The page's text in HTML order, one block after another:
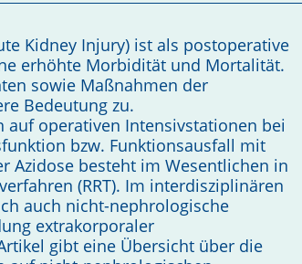
Kidney Injury) ist als postoperative
erhöhte Morbidität und Mortalität.
sowie Maßnahmen der
Bedeutung zu.
auf operativen Intensivstationen bei
bzw. Funktionsausfall mit
Azidose besteht im Wesentlichen in
(RRT). Im interdisziplinären
auch nicht-nephrologische
extrakorporaler
gibt eine Übersicht über die